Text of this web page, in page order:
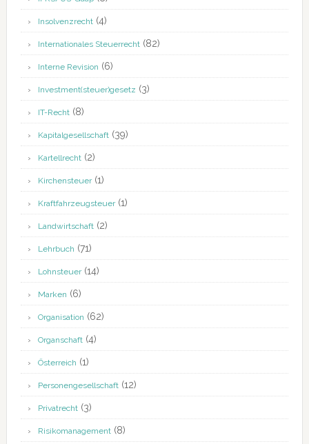
Insolvenzrecht(4)
Internationales Steuerrecht(82)
Interne Revision (6)
Investment(steuer)gesetz (3)
IT-Recht(8)
Kapitalgesellschaft(39)
Kartellrecht(2)
Kirchensteuer(1)
Kraftfahrzeugsteuer(1)
Landwirtschaft(2)
Lehrbuch (71)
Lohnsteuer(14)
Marken (6)
Organisation (62)
Organschaft(4)
Österreich (1)
Personengesellschaft(12)
Privatrecht(3)
Risikomanagement(8)